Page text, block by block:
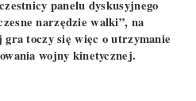
panelu dyskusyjnego
narzędzie walki”, na
toczy się więc o utrzymanie
wojny kinetycznej.